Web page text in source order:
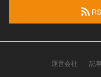
運営会社 記